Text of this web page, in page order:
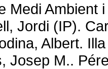
Medi Ambient
Jordi (IP).
Albert.
Josep M..